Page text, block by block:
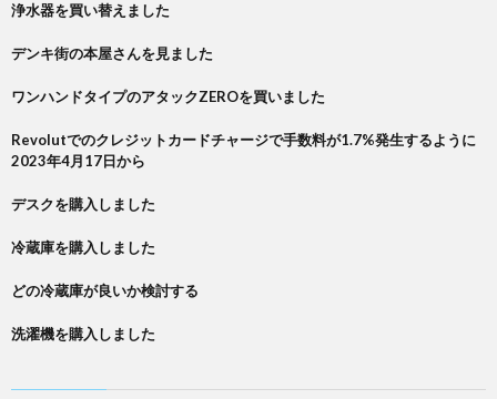
浄水器を買い替えました
デンキ街の本屋さんを見ました
ワンハンドタイプのアタックZEROを買いました
Revolutでのクレジットカードチャージで手数料が1.7%発生するように
2023年4月17日から
デスクを購入しました
冷蔵庫を購入しました
どの冷蔵庫が良いか検討する
洗濯機を購入しました